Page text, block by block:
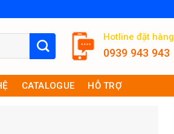
Hotline đặt hàng
0939 943 943
CATALOGUE HỖ TRỢ